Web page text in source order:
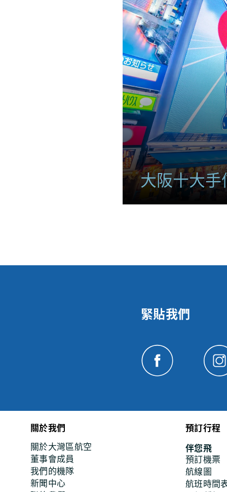
大阪十大手
緊貼我們
關於我們
關於大灣區航空
董事會成員
我們的機隊
新聞中心
預訂行程
伴您飛
預訂機票
航線圖
航班時間